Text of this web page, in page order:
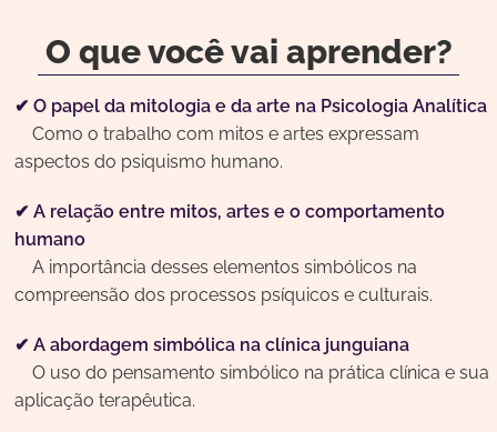
O que você vai aprender?
✔ O papel da mitologia e da arte na Psicologia Analítica
Como o trabalho com mitos e artes expressam
aspectos do psiquismo humano.
✔ A relação entre mitos, artes e o comportamento
humano
A importância desses elementos simbólicos na
compreensão dos processos psíquicos e culturais.
✔ A abordagem simbólica na clínica junguiana
O uso do pensamento simbólico na prática clínica e sua
aplicação terapêutica.